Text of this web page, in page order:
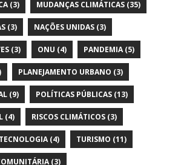
(3) MUDANÇAS CLIMÁTICAS (35)
(3) NAÇÕES UNIDAS (3)
(3) ONU (4) PANDEMIA(5)
PLANEJAMENTO URBANO (3)
(9) POLÍTICAS PÚBLICAS (13)
(4) RISCOS CLIMÁTICOS (3)
TECNOLOGIA(4) TURISMO (11)
(3)